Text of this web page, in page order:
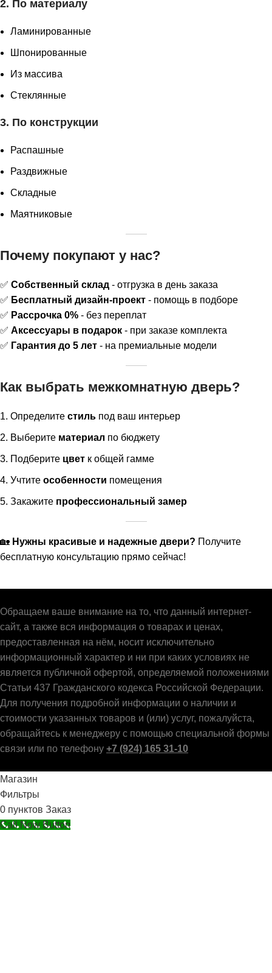
2. По материалу
Ламинированные
Шпонированные
Из массива
Стеклянные
3. По конструкции
Распашные
Раздвижные
Складные
Маятниковые
Почему покупают у нас?
✅ Собственный склад - отгрузка в день заказа
✅ Бесплатный дизайн-проект - помощь в подборе
✅ Рассрочка 0% - без переплат
✅ Аксессуары в подарок - при заказе комплекта
✅ Гарантия до 5 лет - на премиальные модели
Как выбрать межкомнатную дверь?
Определите стиль под ваш интерьер
Выберите материал по бюджету
Подберите цвет к общей гамме
Учтите особенности помещения
Закажите профессиональный замер
🏡 Нужны красивые и надежные двери? Получите
бесплатную консультацию прямо сейчас!
Обращаем ваше внимание на то, что данный интернет-
сайт, а также вся информация о товарах и ценах,
предоставленная на нём, носит исключительно
информационный характер и ни при каких условиях не
является публичной офертой, определяемой положениями
Статьи 437 Гражданского кодекса Российской Федерации.
Для получения подробной информации о наличии и
стоимости указанных товаров и (или) услуг, пожалуйста,
обращайтесь к менеджеру с помощью специальной формы
связи или по телефону +7 (924) 165 31-10
Магазин
Фильтры
0 пунктов Заказ
Call Now Button